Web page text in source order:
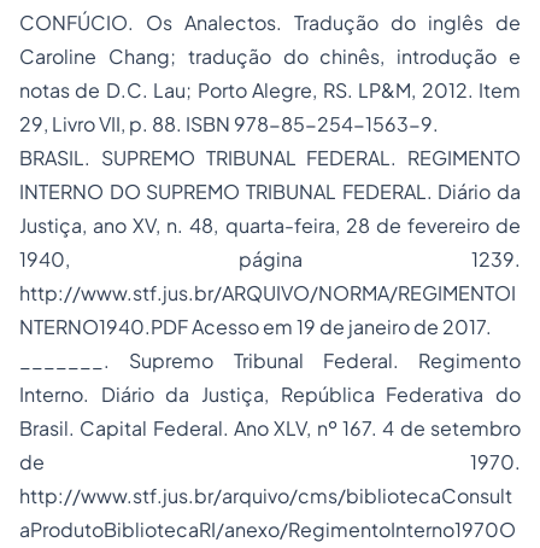
CONFÚCIO. Os Analectos. Tradução do inglês de
Caroline Chang; tradução do chinês, introdução e
notas de D.C. Lau; Porto Alegre, RS. LP&M, 2012. Item
29, Livro VII, p. 88. ISBN 978-85-254-1563-9.
BRASIL. SUPREMO TRIBUNAL FEDERAL. REGIMENTO
INTERNO DO SUPREMO TRIBUNAL FEDERAL. Diário da
Justiça, ano XV, n. 48, quarta-feira, 28 de fevereiro de
1940, página 1239.
http://www.stf.jus.br/ARQUIVO/NORMA/REGIMENTOI
NTERNO1940.PDF Acesso em 19 de janeiro de 2017.
_______. Supremo Tribunal Federal. Regimento
Interno. Diário da Justiça, República Federativa do
Brasil. Capital Federal. Ano XLV, nº 167. 4 de setembro
de 1970.
http://www.stf.jus.br/arquivo/cms/bibliotecaConsult
aProdutoBibliotecaRI/anexo/RegimentoInterno1970O